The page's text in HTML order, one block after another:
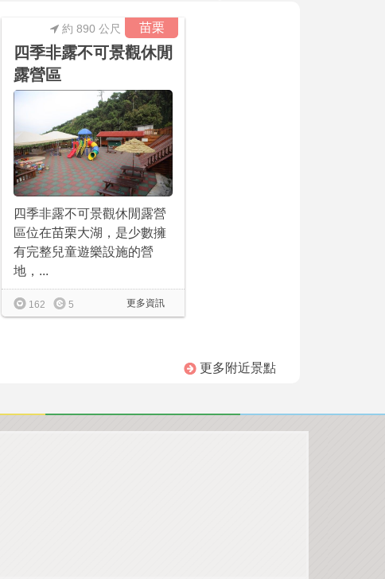
苗栗
約 890 公尺
四季非露不可景觀休閒
露營區
四季非露不可景觀休閒露營
區位在苗栗大湖，是少數擁
有完整兒童遊樂設施的營
地，...
更多資訊
162 5
更多附近景點